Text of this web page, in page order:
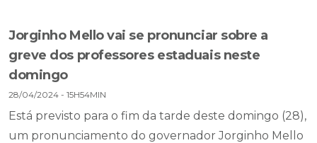
Jorginho Mello vai se pronunciar sobre a
greve dos professores estaduais neste
domingo
28/04/2024 - 15H54MIN
Está previsto para o fim da tarde deste domingo (28),
um pronunciamento do governador Jorginho Mello